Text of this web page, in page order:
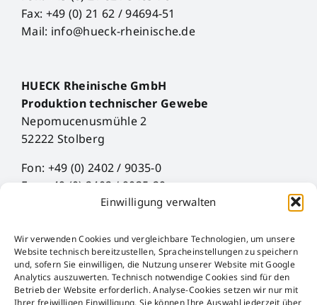
Einwilligung verwalten
Wir verwenden Cookies und vergleichbare Technologien, um unsere
Website technisch bereitzustellen, Spracheinstellungen zu speichern
und, sofern Sie einwilligen, die Nutzung unserer Website mit Google
Analytics auszuwerten. Technisch notwendige Cookies sind für den
Betrieb der Website erforderlich. Analyse-Cookies setzen wir nur mit
Ihrer freiwilligen Einwilligung. Sie können Ihre Auswahl jederzeit über
Fax: +49 (0) 21 62 / 94694-51
Mail: info@hueck-rheinische.de
HUECK Rheinische GmbH
Produktion technischer Gewebe
Nepomucenusmühle 2
52222 Stolberg
Fon: +49 (0) 2402 / 9035-0
Fax: +49 (0) 2402 / 9035-29
Mail: info@hueck-rheinische.de
Künye
Veri Koruma
AGB
AEB